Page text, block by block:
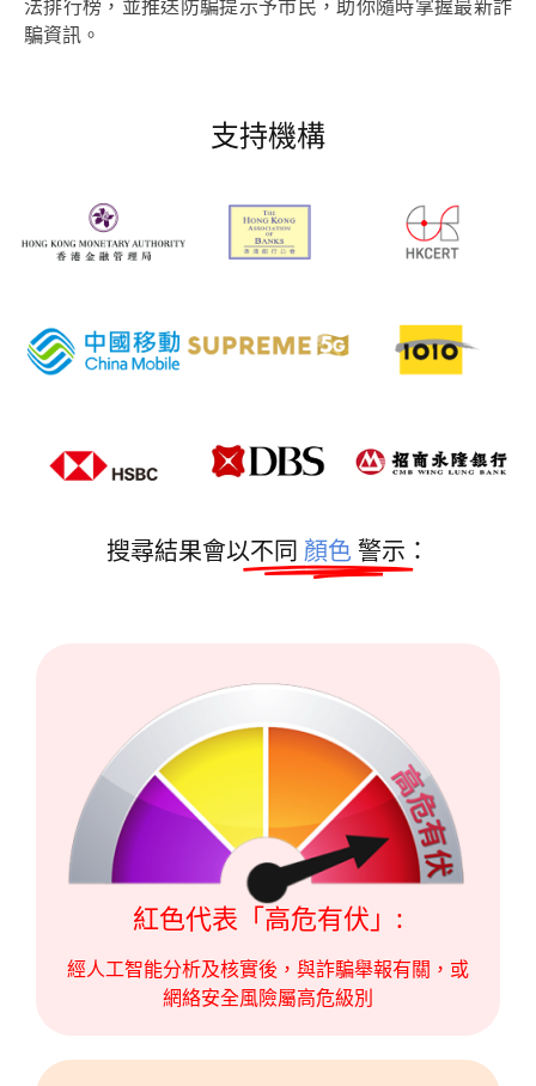
法排行榜，並推送防騙提示予市民，助你隨時掌握最新詐
騙資訊。
支持機構
搜尋結果會以不同 顏色警示：
紅色代表「高危有伏」:
經人工智能分析及核實後，與詐騙舉報有關，或
網絡安全風險屬高危級別